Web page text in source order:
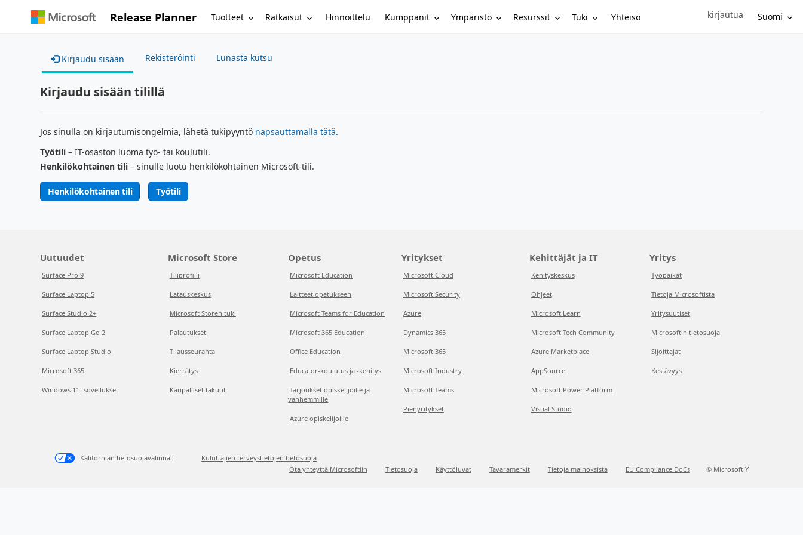
Release Planner Tuotteet Ratkaisut Hinnoittelu Kumppanit Ympäristö Resurssit Tuki Yhteisö Sign in to your account
kirjautua Suomi
Kirjaudu sisään Rekisteröinti Lunasta kutsu
Kirjaudu sisään tilillä
Jos sinulla on kirjautumisongelmia, lähetä tukipyyntö napsauttamalla tätä.
Työtili – IT-osaston luoma työ- tai koulutili.
Henkilökohtainen tili – sinulle luotu henkilökohtainen Microsoft-tili.
Henkilökohtainen tili Työtili
Uutuudet
Surface Pro 9
Surface Laptop 5
Surface Studio 2+
Surface Laptop Go 2
Surface Laptop Studio
Microsoft 365
Windows 11 -sovellukset
Microsoft Store
Tiliprofiili
Latauskeskus
Microsoft Storen tuki
Palautukset
Tilausseuranta
Kierrätys
Kaupalliset takuut
Opetus
Microsoft Education
Laitteet opetukseen
Microsoft Teams for Education
Microsoft 365 Education
Office Education
Educator-koulutus ja -kehitys
Tarjoukset opiskelijoille ja
vanhemmille
Azure opiskelijoille
Yritykset
Microsoft Cloud
Microsoft Security
Azure
Dynamics 365
Microsoft 365
Microsoft Industry
Microsoft Teams
Pienyritykset
Kehittäjät ja IT
Kehityskeskus
Ohjeet
Microsoft Learn
Microsoft Tech Community
Azure Marketplace
AppSource
Microsoft Power Platform
Visual Studio
Yritys
Työpaikat
Tietoja Microsoftista
Yritysuutiset
Microsoftin tietosuoja
Sijoittajat
Kestävyys
Kalifornian tietosuojavalinnat
Kuluttajien terveystietojen tietosuoja
Ota yhteyttä Microsoftiin
Tietosuoja Käyttöluvat Tavaramerkit Tietoja mainoksista EU Compliance DoCs © Microsoft Y